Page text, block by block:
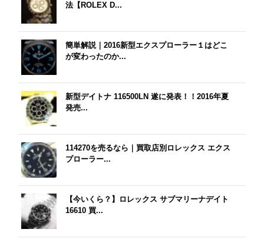
法【ROLEX D...
簡単解説｜2016新型エクスプローラー１はどこ
が変わったのか...
新型デイトナ 116500LN 遂に発表！！2016年夏
発売...
114270を売るなら｜買取店別ロレックス エクス
プローラー...
【今いくら？】ロレックス サブマリーナデイト
16610 買...